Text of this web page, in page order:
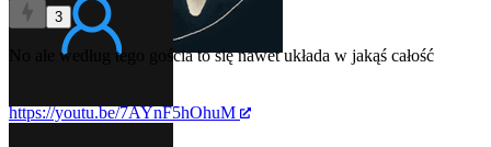
3
No ale według tego gościa to się nawet układa w jakąś całość
https://youtu.be/7AYnF5hOhuM